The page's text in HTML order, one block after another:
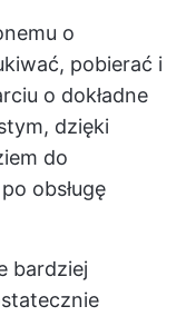
o
pobierać i
o dokładne
dzięki
do
obsługę
bardziej